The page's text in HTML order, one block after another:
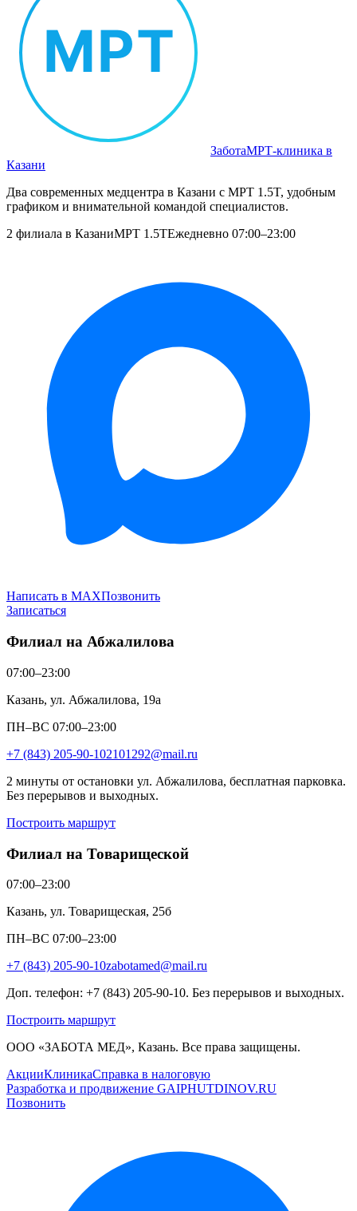
ЗаботаМРТ‑клиника в
Казани
Два современных медцентра в Казани с МРТ 1.5T, удобным
графиком и внимательной командой специалистов.
2 филиала в КазаниМРТ 1.5TЕжедневно 07:00–23:00
Написать в MAXПозвонить
Записаться
Филиал на Абжалилова
07:00–23:00
Казань, ул. Абжалилова, 19а
ПН–ВС 07:00–23:00
+7 (843) 205-90-102101292@mail.ru
2 минуты от остановки ул. Абжалилова, бесплатная парковка.
Без перерывов и выходных.
Построить маршрут
Филиал на Товарищеской
07:00–23:00
Казань, ул. Товарищеская, 25б
ПН–ВС 07:00–23:00
+7 (843) 205-90-10zabotamed@mail.ru
Доп. телефон: +7 (843) 205-90-10. Без перерывов и выходных.
Построить маршрут
ООО «ЗАБОТА МЕД», Казань. Все права защищены.
АкцииКлиникаСправка в налоговую
Разработка и продвижение GAIPHUTDINOV.RU
Позвонить